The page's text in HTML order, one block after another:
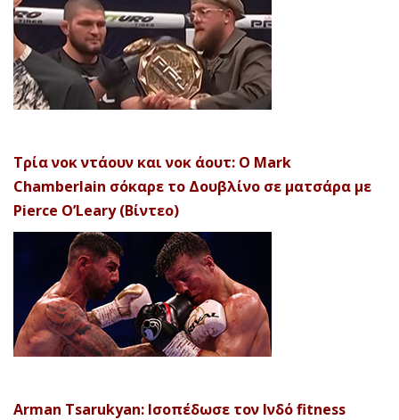
Τρία νοκ ντάουν και νοκ άουτ: Ο Mark
Chamberlain σόκαρε το Δουβλίνο σε ματσάρα με
Pierce O’Leary (Βίντεο)
Arman Tsarukyan: Ισοπέδωσε τον Ινδό fitness